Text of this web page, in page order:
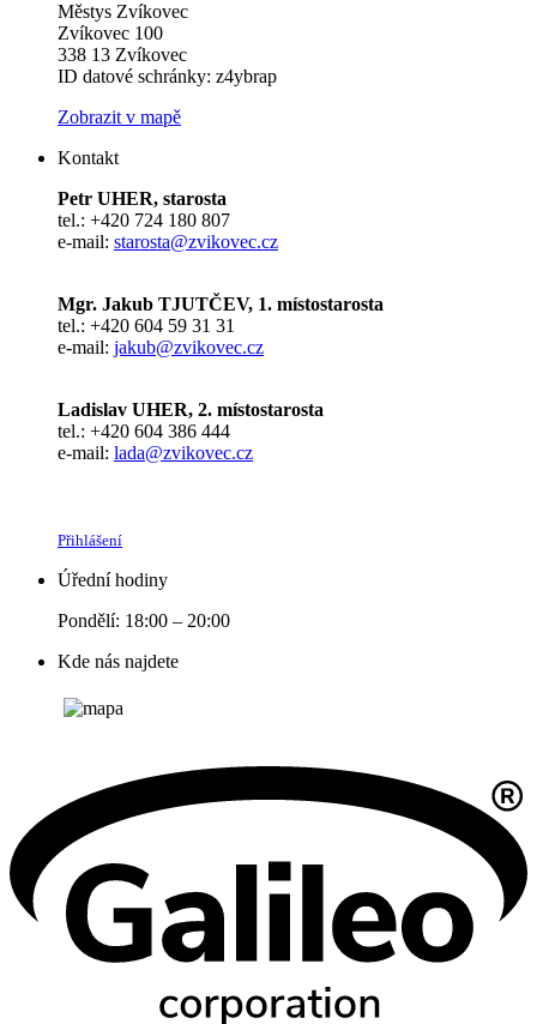
Městys Zvíkovec
Zvíkovec 100
338 13 Zvíkovec
ID datové schránky: z4ybrap
Zobrazit v mapě
Kontakt
Petr UHER, starosta
tel.: +420 724 180 807
e-mail: starosta@zvikovec.cz
Mgr. Jakub TJUTČEV, 1. místostarosta
tel.: +420 604 59 31 31
e-mail: jakub@zvikovec.cz
Ladislav UHER, 2. místostarosta
tel.: +420 604 386 444
e-mail: lada@zvikovec.cz
Přihlášení
Úřední hodiny
Pondělí: 18:00 – 20:00
Kde nás najdete